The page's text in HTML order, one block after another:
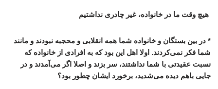
هیچ وقت ما در خانواده، غیر چادری نداشتیم
* در بین بستگان و خانواده شما همه انقلابی و محجبه نبودند و مانند
شما فکر نمی‌کردند. اولا اهل این بود که به افرادی از خانواده که
نسبت عقیدتی با شما نداشتند، سر بزند و اصلا اگر می‌آمدند و در
جایی باهم دیده می‌شدید، برخورد ایشان چطور بود؟